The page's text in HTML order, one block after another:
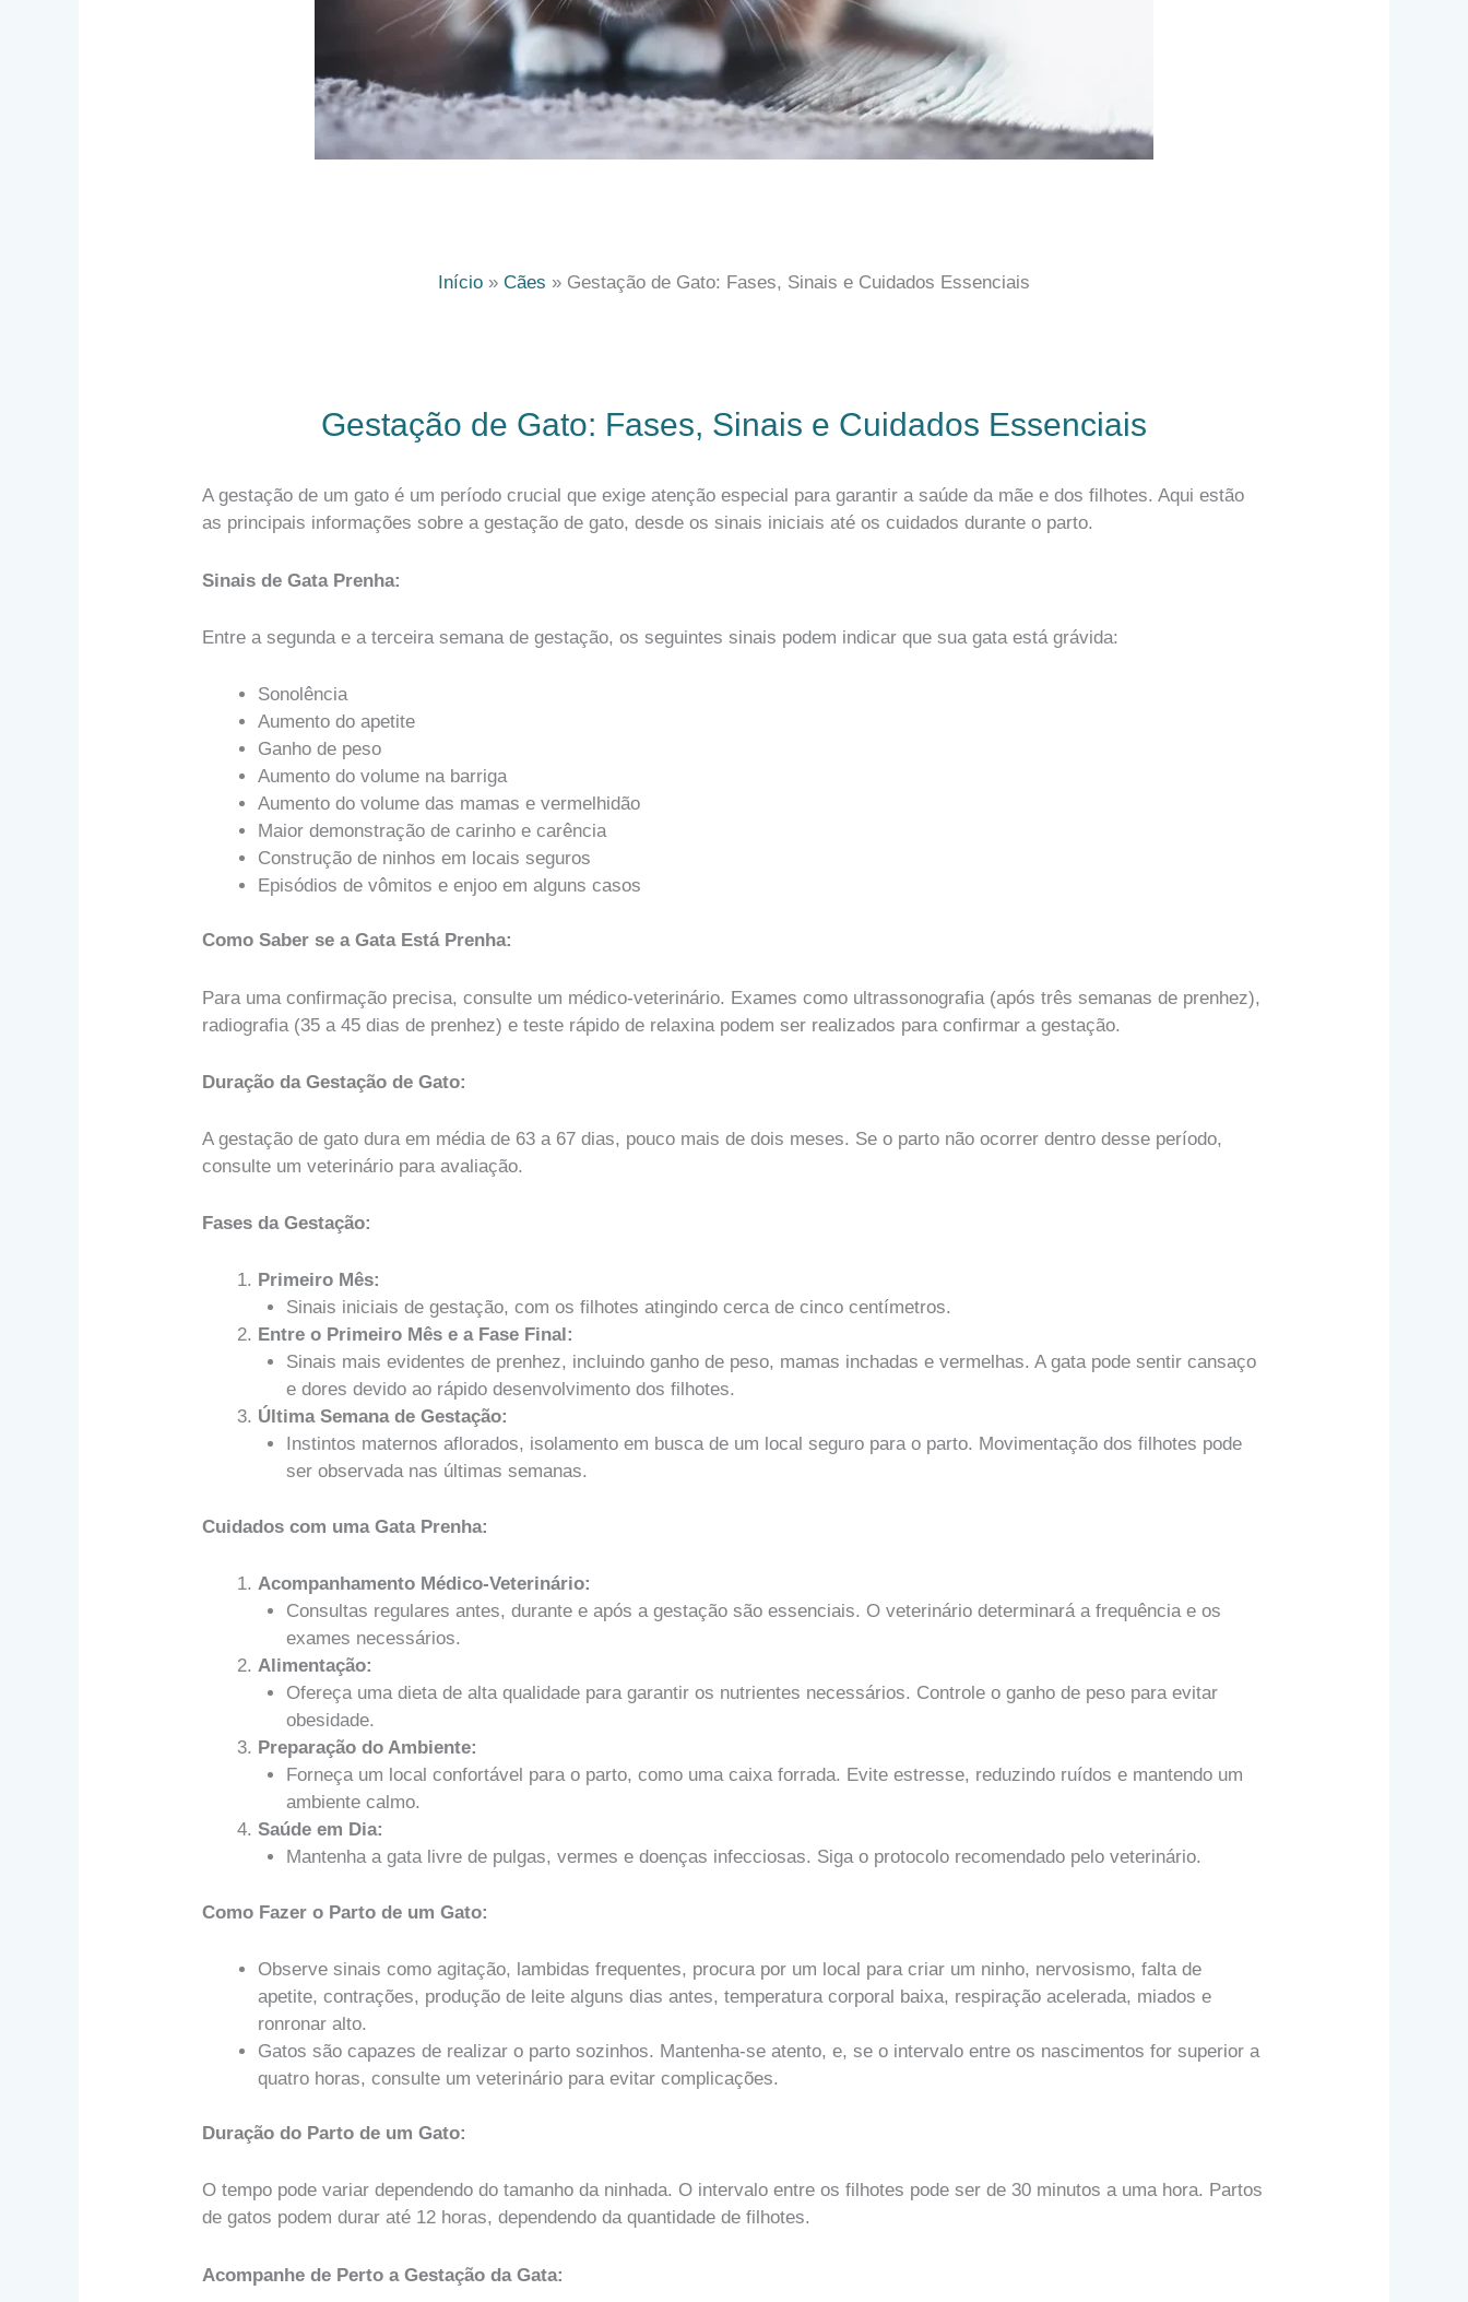
Início Cães Gestação de Gato: Fases, Sinais e Cuidados Essenciais
Gestação de Gato: Fases, Sinais e Cuidados Essenciais
A gestação de um gato é um período crucial que exige atenção especial para garantir a saúde da mãe e dos filhotes. Aqui estão
as principais informações sobre a gestação de gato, desde os sinais iniciais até os cuidados durante o parto.
Sinais de Gata Prenha:
Entre a segunda e a terceira semana de gestação, os seguintes sinais podem indicar que sua gata está grávida:
Sonolência
Aumento do apetite
Ganho de peso
Aumento do volume na barriga
Aumento do volume das mamas e vermelhidão
Maior demonstração de carinho e carência
Construção de ninhos em locais seguros
Episódios de vômitos e enjoo em alguns casos
Como Saber se a Gata Está Prenha:
Para uma confirmação precisa, consulte um médico-veterinário. Exames como ultrassonografia (após três semanas de prenhez),
radiografia (35 a 45 dias de prenhez) e teste rápido de relaxina podem ser realizados para confirmar a gestação.
Duração da Gestação de Gato:
A gestação de gato dura em média de 63 a 67 dias, pouco mais de dois meses. Se o parto não ocorrer dentro desse período,
consulte um veterinário para avaliação.
Fases da Gestação:
Primeiro Mês:
Sinais iniciais de gestação, com os filhotes atingindo cerca de cinco centímetros.
Entre o Primeiro Mês e a Fase Final:
Sinais mais evidentes de prenhez, incluindo ganho de peso, mamas inchadas e vermelhas. A gata pode sentir cansaço
e dores devido ao rápido desenvolvimento dos filhotes.
Última Semana de Gestação:
Instintos maternos aflorados, isolamento em busca de um local seguro para o parto. Movimentação dos filhotes pode
ser observada nas últimas semanas.
Cuidados com uma Gata Prenha:
Acompanhamento Médico-Veterinário:
Consultas regulares antes, durante e após a gestação são essenciais. O veterinário determinará a frequência e os
exames necessários.
Alimentação:
Ofereça uma dieta de alta qualidade para garantir os nutrientes necessários. Controle o ganho de peso para evitar
obesidade.
Preparação do Ambiente:
Forneça um local confortável para o parto, como uma caixa forrada. Evite estresse, reduzindo ruídos e mantendo um
ambiente calmo.
Saúde em Dia:
Mantenha a gata livre de pulgas, vermes e doenças infecciosas. Siga o protocolo recomendado pelo veterinário.
Como Fazer o Parto de um Gato:
Observe sinais como agitação, lambidas frequentes, procura por um local para criar um ninho, nervosismo, falta de
apetite, contrações, produção de leite alguns dias antes, temperatura corporal baixa, respiração acelerada, miados e
ronronar alto.
Gatos são capazes de realizar o parto sozinhos. Mantenha-se atento, e, se o intervalo entre os nascimentos for superior a
quatro horas, consulte um veterinário para evitar complicações.
Duração do Parto de um Gato:
O tempo pode variar dependendo do tamanho da ninhada. O intervalo entre os filhotes pode ser de 30 minutos a uma hora. Partos
de gatos podem durar até 12 horas, dependendo da quantidade de filhotes.
Acompanhe de Perto a Gestação da Gata: